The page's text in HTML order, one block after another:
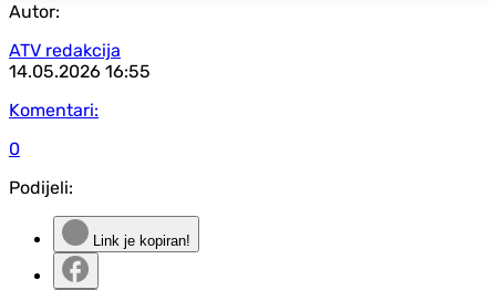
Autor:
ATV redakcija
14.05.2026 16:55
Komentari:
0
Podijeli:
Link je kopiran!